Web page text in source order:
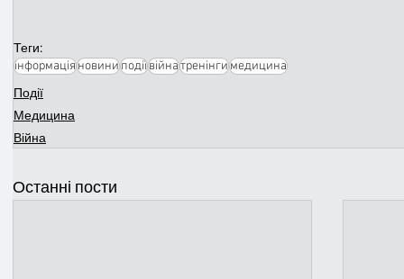
Теги:
інформаціяновиниподіївійнатренінгимедицина
Події
Медицина
Війна
Останні пости